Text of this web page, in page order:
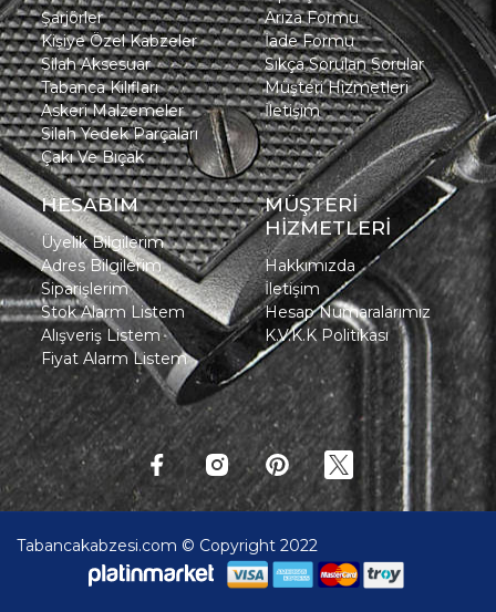
Şarjörler
Kişiye Özel Kabzeler
Silah Aksesuar
Tabanca Kılıfları
Askeri Malzemeler
Silah Yedek Parçaları
Çakı Ve Bıçak
Arıza Formu
İade Formu
Sıkça Sorulan Sorular
Müşteri Hizmetleri
İletişim
HESABIM
Üyelik Bilgilerim
Adres Bilgilerim
Siparişlerim
Stok Alarm Listem
Alışveriş Listem
Fiyat Alarm Listem
MÜŞTERİ
HİZMETLERİ
Hakkımızda
İletişim
Hesap Numaralarımız
K.V.K.K Politikası
Tabancakabzesi.com © Copyright 2022